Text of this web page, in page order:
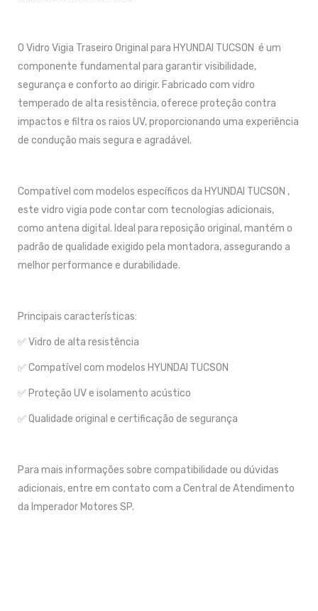
O Vidro Vigia Traseiro Original para HYUNDAI TUCSON é um
componente fundamental para garantir visibilidade,
segurança e conforto ao dirigir. Fabricado com vidro
temperado de alta resistência, oferece proteção contra
impactos e filtra os raios UV, proporcionando uma experiência
de condução mais segura e agradável.
Compatível com modelos específicos da HYUNDAI TUCSON ,
este vidro vigia pode contar com tecnologias adicionais,
como antena digital. Ideal para reposição original, mantém o
padrão de qualidade exigido pela montadora, assegurando a
melhor performance e durabilidade.
Principais características:
✅ Vidro de alta resistência
✅ Compatível com modelos HYUNDAI TUCSON
✅ Proteção UV e isolamento acústico
✅ Qualidade original e certificação de segurança
Para mais informações sobre compatibilidade ou dúvidas
adicionais, entre em contato com a Central de Atendimento
da Imperador Motores SP.